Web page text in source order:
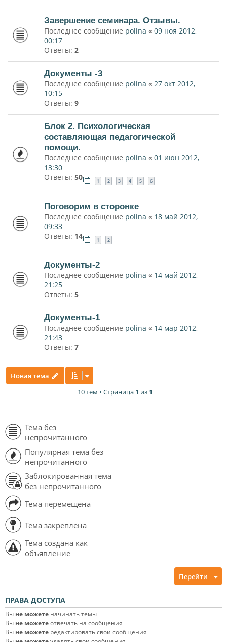
Завершение семинара. Отзывы.
Последнее сообщение polina « 09 ноя 2012,
00:17
Ответы: 2
Документы -3
Последнее сообщение polina « 27 окт 2012,
10:15
Ответы: 9
Блок 2. Психологическая
составляющая педагогической
помощи.
Последнее сообщение polina « 01 июн 2012,
13:30
Ответы: 50 1 2 3 4 5 6
Поговорим в сторонке
Последнее сообщение polina « 18 май 2012,
09:33
Ответы: 14 1 2
Документы-2
Последнее сообщение polina « 14 май 2012,
21:25
Ответы: 5
Документы-1
Последнее сообщение polina « 14 мар 2012,
21:43
Ответы: 7
Новая тема
10 тем • Страница 1 из 1
Тема без
непрочитанного
Популярная тема без
непрочитанного
Заблокированная тема
без непрочитанного
Тема перемещена
Тема закреплена
Тема создана как
объявление
Перейти
ПРАВА ДОСТУПА
Вы не можете начинать темы
Вы не можетеотвечать на сообщения
Вы не можете редактировать свои сообщения